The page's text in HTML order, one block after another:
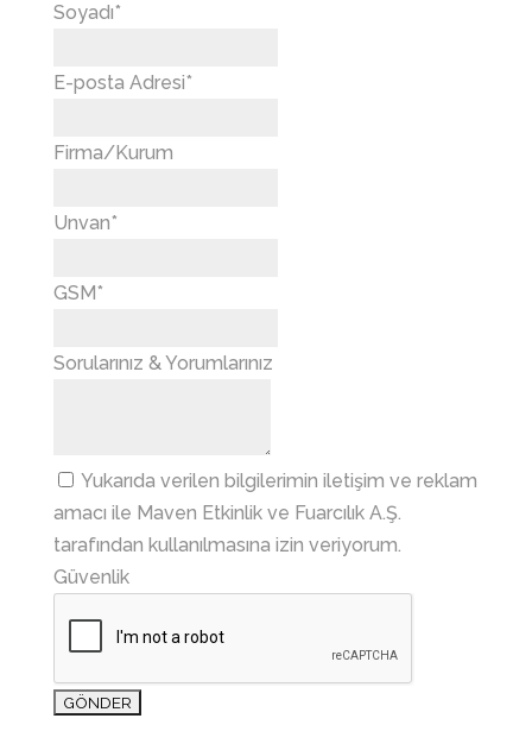
Soyadı*
E-posta Adresi*
Firma/Kurum
Unvan*
GSM*
Sorularınız & Yorumlarınız
Yukarıda verilen bilgilerimin iletişim ve reklam
amacı ile Maven Etkinlik ve Fuarcılık A.Ş.
tarafından kullanılmasına izin veriyorum.
Güvenlik